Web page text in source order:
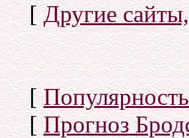
[Другие
[
[Прогноз